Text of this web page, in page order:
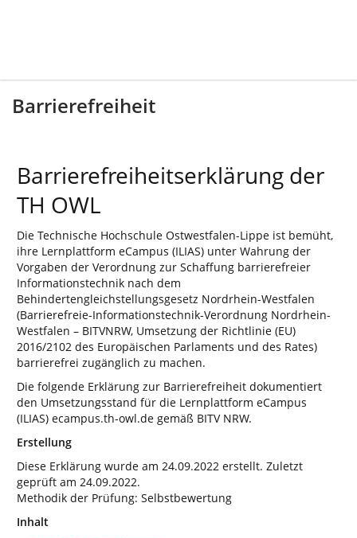
Barrierefreiheit
Barrierefreiheitserklärung der
TH OWL
Die Technische Hochschule Ostwestfalen-Lippe ist bemüht,
ihre Lernplattform eCampus (ILIAS) unter Wahrung der
Vorgaben der Verordnung zur Schaffung barrierefreier
Informationstechnik nach dem
Behindertengleichstellungsgesetz Nordrhein-Westfalen
(Barrierefreie-Informationstechnik-Verordnung Nordrhein-
Westfalen – BITVNRW, Umsetzung der Richtlinie (EU)
2016/2102 des Europäischen Parlaments und des Rates)
barrierefrei zugänglich zu machen.
Die folgende Erklärung zur Barrierefreiheit dokumentiert
den Umsetzungsstand für die Lernplattform eCampus
(ILIAS) ecampus.th-owl.de gemäß BITV NRW.
Erstellung
Diese Erklärung wurde am 24.09.2022 erstellt. Zuletzt
geprüft am 24.09.2022.
Methodik der Prüfung: Selbstbewertung
Inhalt